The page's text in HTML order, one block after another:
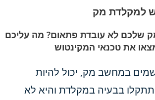
למקלדת מק
שלכם לא עובדת פתאום? מה עליכם
את טכנאי המקינטוש
במחשב מק, יכול להיות
בבעיה במקלדת והיא לא